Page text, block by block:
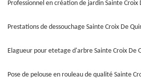
Professionnel en création de jardin Sainte
Prestations de dessouchage Sainte Croix De
Elagueur pour etetage d'arbre Sainte Croix De
Pose de pelouse en rouleau de qualité Sainte